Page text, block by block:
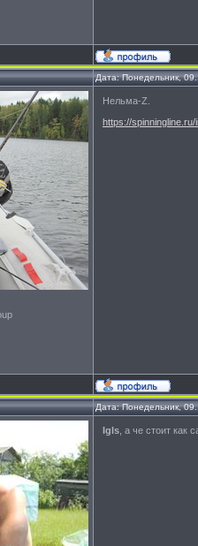
Дата: Понедельник,
Нельма-Z.
https://
Дата: Понедельник,
Igls , а че стоит как